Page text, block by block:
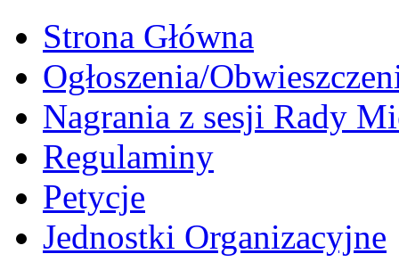
Strona Główna
Ogłoszenia/
Nagrania z sesji Rady
Regulaminy
Petycje
Jednostki Organizacyjne